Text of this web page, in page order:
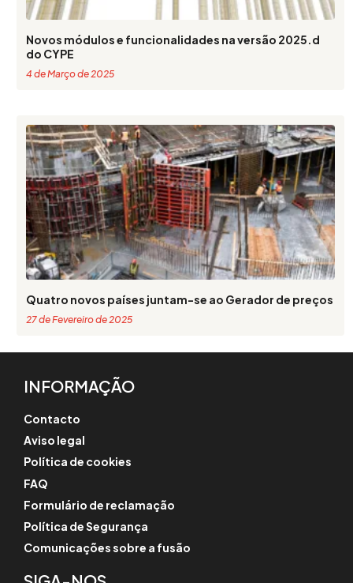
Novos módulos e funcionalidades na versão 2025.d
do CYPE
4 de Março de 2025
Quatro novos países juntam-se ao Gerador de preços
27 de Fevereiro de 2025
INFORMAÇÃO
Contacto
Aviso legal
Política de cookies
FAQ
Formulário de reclamação
Política de Segurança
Comunicações sobre a fusão